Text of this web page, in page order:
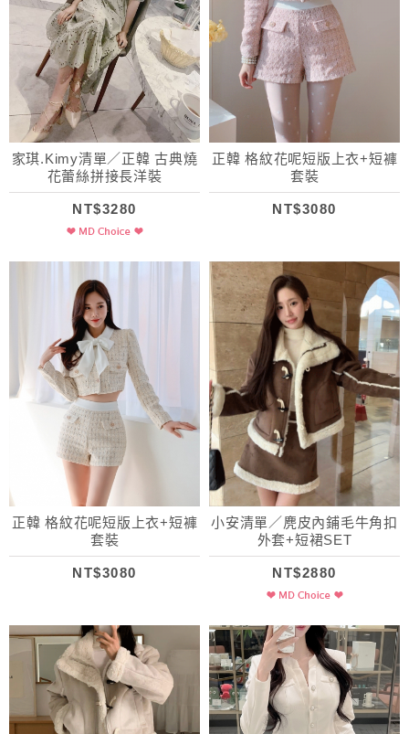
家琪.Kimy清單／正韓 古典燒
花蕾絲拼接長洋裝
NT$3280
正韓 格紋花呢短版上衣+短褲
套裝
NT$3080
正韓 格紋花呢短版上衣+短褲
套裝
NT$3080
小安清單／麂皮內鋪毛牛角扣
外套+短裙SET
NT$2880